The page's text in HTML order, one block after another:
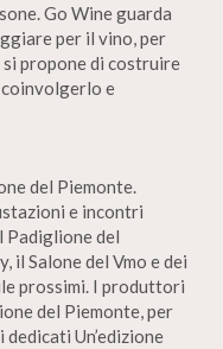
Go Wine guarda
per il vino, per
propone di costruire
e
del Piemonte.
e incontri
Padiglione del
il Salone del Vmo e dei
prossimi. I produttori
del Piemonte, per
Un’edizione